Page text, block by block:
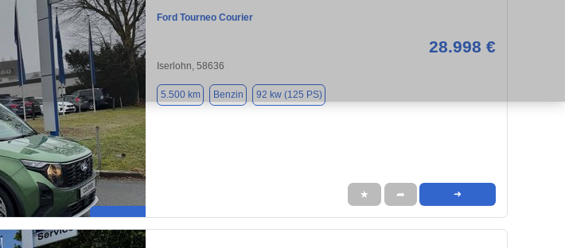
Ford Tourneo Courier
28.998 €
Iserlohn, 58636
5.500 km Benzin 92 kw (125 PS)
★ ➦ ➜